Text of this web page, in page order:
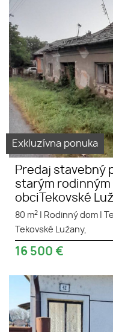
starým rodinným
obciTekovské
Exkluzívna ponuka
Predaj stavebný
starým rodinným
obciTekovské
80 m2 Rodinný dom
Tekovské Lužany,
16 500 €
Predaj Rodinny dom
Bare.